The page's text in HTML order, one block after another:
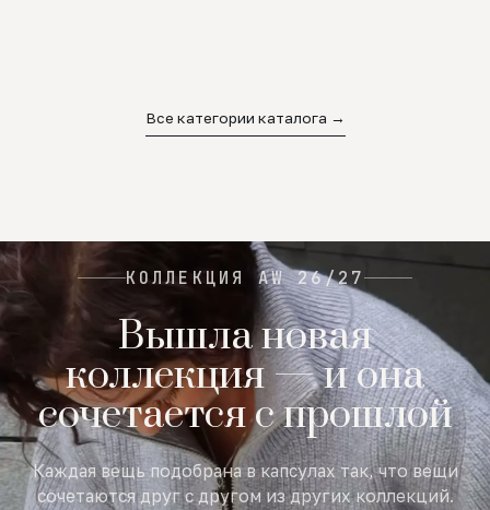
Все категории каталога →
КОЛЛЕКЦИЯ AW 26/27
Вышла новая
коллекция — и она
сочетается с прошлой
Каждая вещь подобрана в капсулах так, что вещи
сочетаются друг с другом из других коллекций.